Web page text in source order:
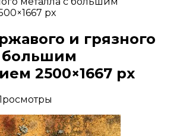
px
и грязного
большим
2500×1667 px